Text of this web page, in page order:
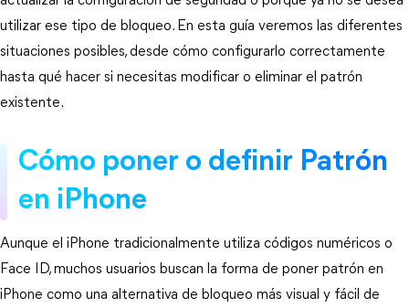
utilizar ese tipo de bloqueo. En esta guía veremos las diferentes
situaciones posibles, desde cómo configurarlo correctamente
hasta qué hacer si necesitas modificar o eliminar el patrón
existente.
Cómo poner o definir Patrón
en iPhone
Aunque el iPhone tradicionalmente utiliza códigos numéricos o
Face ID, muchos usuarios buscan la forma de poner patrón en
iPhone como una alternativa de bloqueo más visual y fácil de